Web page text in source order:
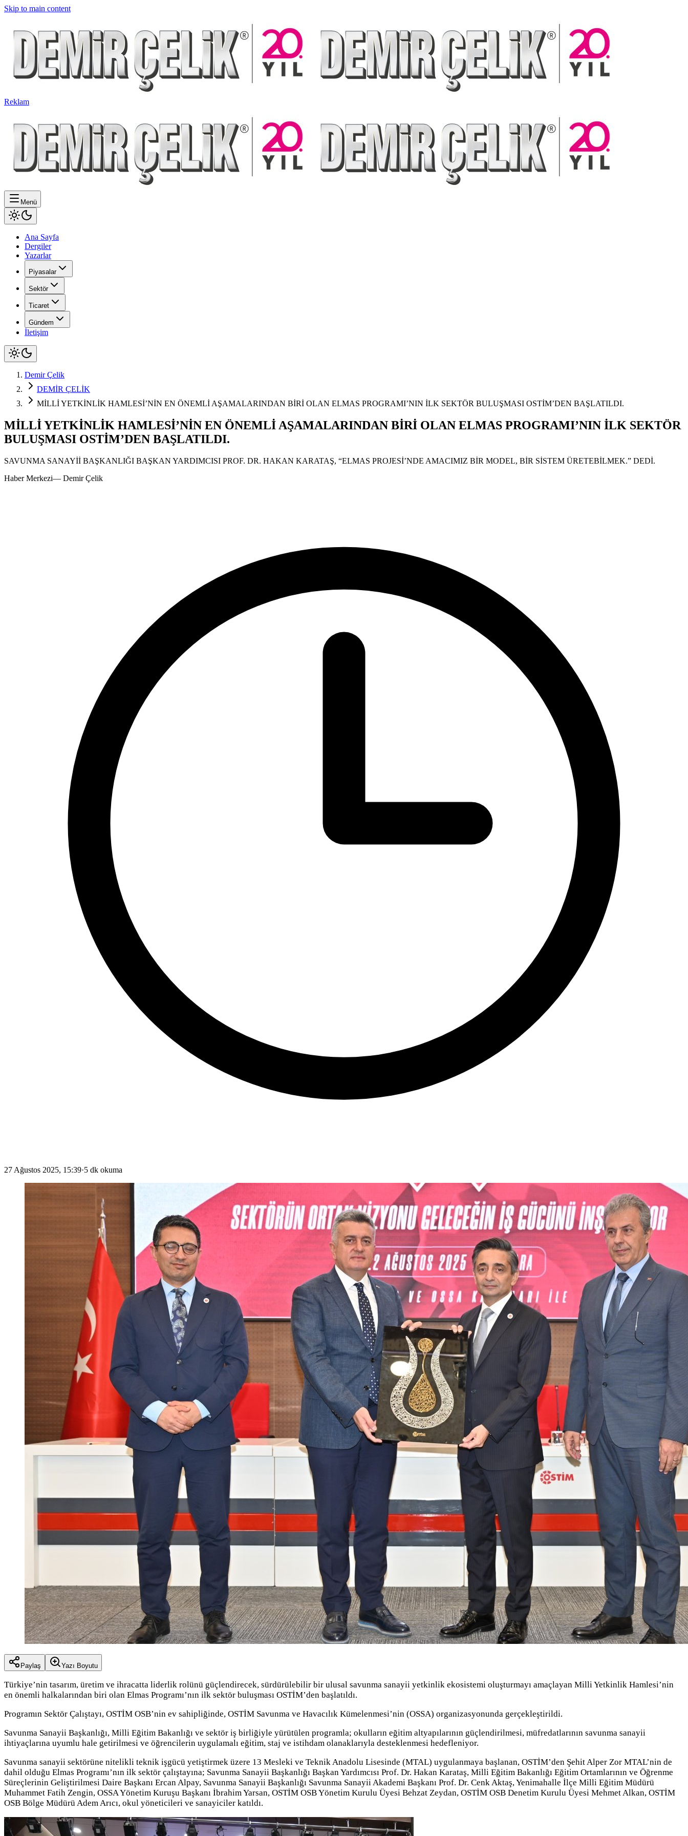
Skip to main content
Reklam
Menü
Ana Sayfa
Dergiler
Yazarlar
Piyasalar
Sektör
Ticaret
Gündem
İletişim
Demir Çelik
DEMİR ÇELİK
MİLLİ YETKİNLİK HAMLESİ’NİN EN ÖNEMLİ AŞAMALARINDAN BİRİ OLAN ELMAS PROGRAMI’NIN İLK SEKTÖR BULUŞMASI OSTİM’DEN BAŞLATILDI.
MİLLİ YETKİNLİK HAMLESİ’NİN EN ÖNEMLİ AŞAMALARINDAN BİRİ OLAN ELMAS PROGRAMI’NIN İLK SEKTÖR
BULUŞMASI OSTİM’DEN BAŞLATILDI.
SAVUNMA SANAYİİ BAŞKANLIĞI BAŞKAN YARDIMCISI PROF. DR. HAKAN KARATAŞ, “ELMAS PROJESİ’NDE AMACIMIZ BİR MODEL, BİR SİSTEM ÜRETEBİLMEK.” DEDİ.
Haber Merkezi— Demir Çelik
27 Ağustos 2025, 15:39·5 dk okuma
Paylaş Yazı Boyutu
Türkiye’nin tasarım, üretim ve ihracatta liderlik rolünü güçlendirecek, sürdürülebilir bir ulusal savunma sanayii yetkinlik ekosistemi oluşturmayı amaçlayan Milli Yetkinlik Hamlesi’nin
en önemli halkalarından biri olan Elmas Programı’nın ilk sektör buluşması OSTİM’den başlatıldı.
Programın Sektör Çalıştayı, OSTİM OSB’nin ev sahipliğinde, OSTİM Savunma ve Havacılık Kümelenmesi’nin (OSSA) organizasyonunda gerçekleştirildi.
Savunma Sanayii Başkanlığı, Milli Eğitim Bakanlığı ve sektör iş birliğiyle yürütülen programla; okulların eğitim altyapılarının güçlendirilmesi, müfredatlarının savunma sanayii
ihtiyaçlarına uyumlu hale getirilmesi ve öğrencilerin uygulamalı eğitim, staj ve istihdam olanaklarıyla desteklenmesi hedefleniyor.
Savunma sanayii sektörüne nitelikli teknik işgücü yetiştirmek üzere 13 Mesleki ve Teknik Anadolu Lisesinde (MTAL) uygulanmaya başlanan, OSTİM’den Şehit Alper Zor MTAL’nin de
dahil olduğu Elmas Programı’nın ilk sektör çalıştayına; Savunma Sanayii Başkanlığı Başkan Yardımcısı Prof. Dr. Hakan Karataş, Milli Eğitim Bakanlığı Eğitim Ortamlarının ve Öğrenme
Süreçlerinin Geliştirilmesi Daire Başkanı Ercan Alpay, Savunma Sanayii Başkanlığı Savunma Sanayii Akademi Başkanı Prof. Dr. Cenk Aktaş, Yenimahalle İlçe Milli Eğitim Müdürü
Muhammet Fatih Zengin, OSSA Yönetim Kuruşu Başkanı İbrahim Yarsan, OSTİM OSB Yönetim Kurulu Üyesi Behzat Zeydan, OSTİM OSB Denetim Kurulu Üyesi Mehmet Alkan, OSTİM
OSB Bölge Müdürü Adem Arıcı, okul yöneticileri ve sanayiciler katıldı.